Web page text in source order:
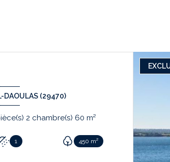
DAOULAS (29470)
Maison de village 3 pièce(s) 2 chambre(s) 60 m²
1 450 m²